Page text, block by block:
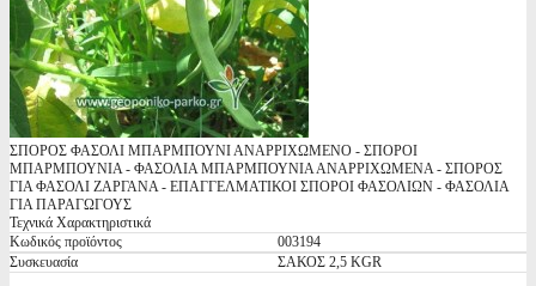
ΣΠΟΡΟΣ ΦΑΣΟΛΙ ΜΠΑΡΜΠΟΥΝΙ ΑΝΑΡΡΙΧΩΜΕΝΟ - ΣΠΟΡΟΙ
ΜΠΑΡΜΠΟΥΝΙΑ - ΦΑΣΟΛΙΑ ΜΠΑΡΜΠΟΥΝΙΑ ΑΝΑΡΡΙΧΩΜΕΝΑ - ΣΠΟΡΟΣ
ΓΙΑ ΦΑΣΟΛΙ ΖΑΡΓΑΝΑ - ΕΠΑΓΓΕΛΜΑΤΙΚΟΙ ΣΠΟΡΟΙ ΦΑΣΟΛΙΩΝ - ΦΑΣΟΛΙΑ
ΓΙΑ ΠΑΡΑΓΩΓΟΥΣ
Τεχνικά Χαρακτηριστικά
Κωδικός προϊόντος
003194
Συσκευασία
ΣΑΚΟΣ 2,5 KGR